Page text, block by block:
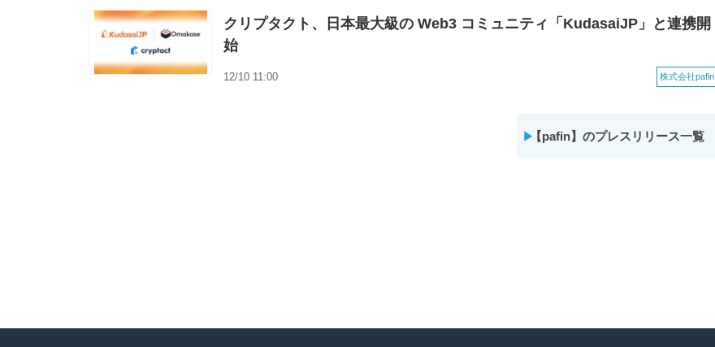
クリプタクト、日本最大級の Web3 コミュニティ「KudasaiJP」と連携開
始
株式会社pafin
12/10 11:00
【pafin】のプレスリリース一覧